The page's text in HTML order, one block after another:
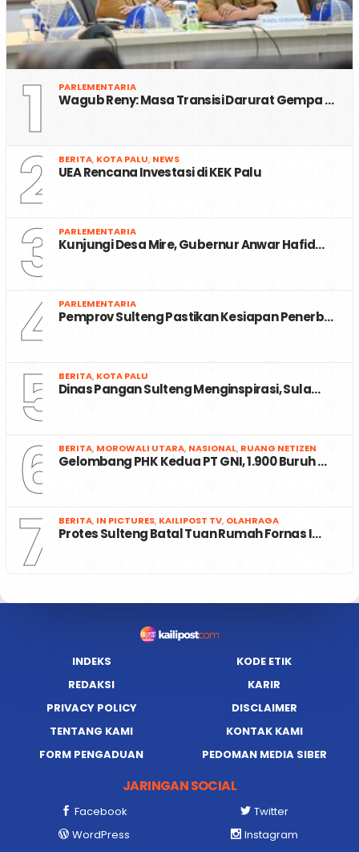
1 PARLEMENTARIA
Wagub Reny: Masa Transisi Darurat Gempa …
2 BERITA, KOTA PALU, NEWS
UEA Rencana Investasi di KEK Palu
3 PARLEMENTARIA
Kunjungi Desa Mire, Gubernur Anwar Hafid…
4 PARLEMENTARIA
Pemprov Sulteng Pastikan Kesiapan Penerb…
5 BERITA, KOTA PALU
Dinas Pangan Sulteng Menginspirasi, Sula…
6 BERITA, MOROWALI UTARA, NASIONAL, RUANG NETIZEN
Gelombang PHK Kedua PT GNI, 1.900 Buruh …
7 BERITA, IN PICTURES, KAILIPOST TV, OLAHRAGA
Protes Sulteng Batal Tuan Rumah Fornas I…
INDEKS
KODE ETIK
REDAKSI
KARIR
PRIVACY POLICY
DISCLAIMER
TENTANG KAMI
KONTAK KAMI
FORM PENGADUAN
PEDOMAN MEDIA SIBER
JARINGAN SOCIAL
Facebook
Twitter
WordPress
Instagram